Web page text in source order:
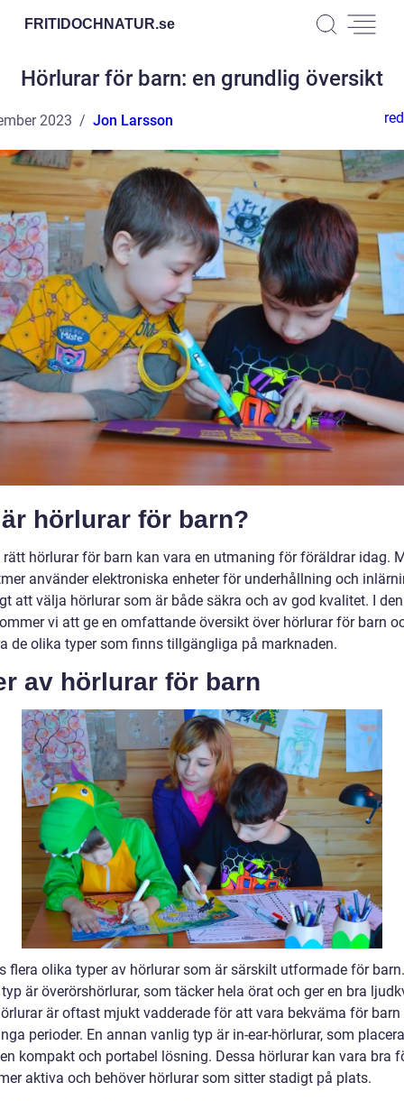
FRITIDOCHNATUR.se
Hörlurar för barn: en grundlig översikt
2023 Jon Larsson
hörlurar för barn?
hörlurar för barn kan vara en utmaning för föräldrar idag.
använder elektroniska enheter för underhållning och
att välja hörlurar som är både säkra och av god kvalitet. I
vi att ge en omfattande översikt över hörlurar för barn
de olika typer som finns tillgängliga på marknaden.
av hörlurar för barn
flera olika typer av hörlurar som är särskilt utformade för
är överörshörlurar, som täcker hela örat och ger en bra
är oftast mjukt vadderade för att vara bekväma för
perioder. En annan vanlig typ är in-ear-hörlurar, som
kompakt och portabel lösning. Dessa hörlurar kan vara bra
aktiva och behöver hörlurar som sitter stadigt på plats.